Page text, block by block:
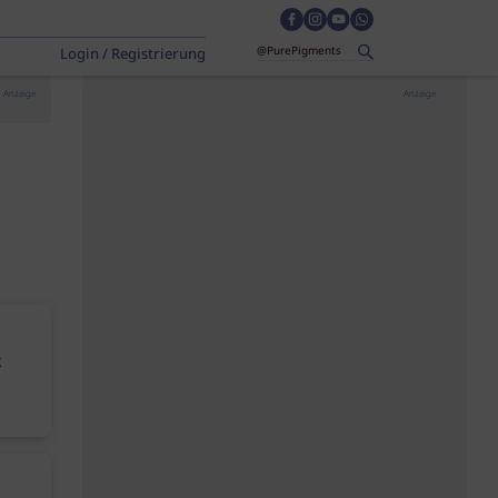
Login / Registrierung
Anzeige Anzeige